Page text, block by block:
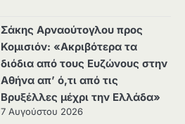
Σάκης Αρναούτογλου προς
Κομισιόν: «Ακριβότερα τα
διόδια από τους Ευζώνους στην
Αθήνα απ’ ό,τι από τις
Βρυξέλλες μέχρι την Ελλάδα»
7 Αυγούστου 2026